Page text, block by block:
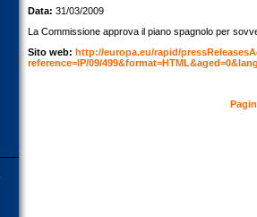
Data: 31/03/2009
La Commissione approva il piano spagnolo per
Sito web: http://europa.eu/rapid/
reference=IP/09/